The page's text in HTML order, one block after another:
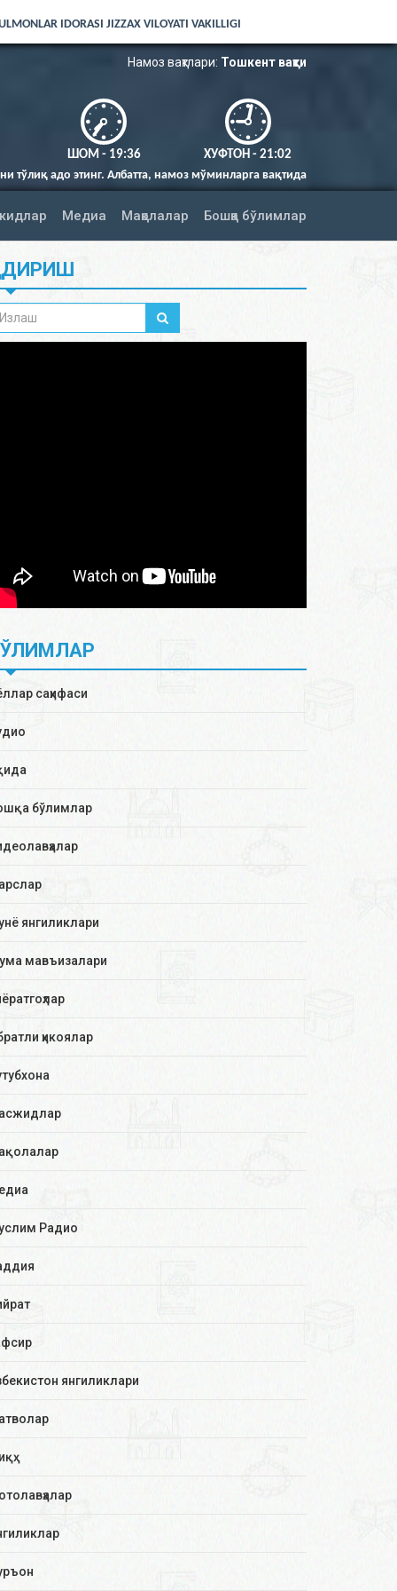
IDORASI JIZZAX VILOYATI VAKILLIGI
Намоз вақтлари: Тошкент вақти
ШОМ - 19:36
ХУФТОН - 21:02
Албатта, намоз мўминларга вақтида фарз қилингандир (Нисо сураси
Медиа Мақолалар Бошқа бўлимлар
саҳифаси
бўлимлар
янгиликлари
мавъизалари
ҳикоялар
Радио
янгиликлари